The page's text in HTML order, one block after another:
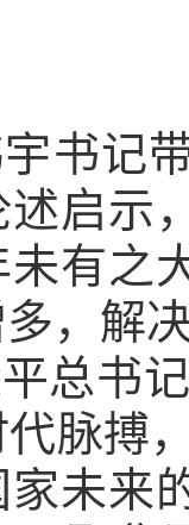
书记
述启示
未有之
，解
总书
脉搏
家未来